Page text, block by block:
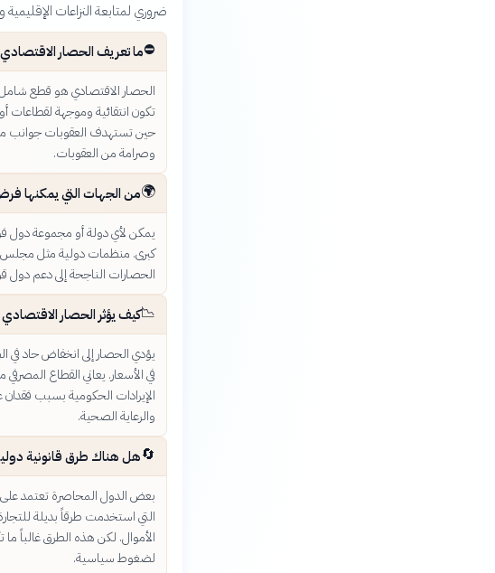
ضروري لمتابعة النزاعات
⛔ما تعريف الحصار
الحصار الاقتصادي هو قطع شامل
تكون انتقائية وموجهة لقطاعات
حين تستهدف العقوبات جوانب
وصرامة من العقوبات.
🌍من الجهات التي يمكنها
يمكن لأي دولة أو مجموعة دول
كبرى. منظمات دولية مثل مجلس
الحصارات الناجحة إلى دعم دول
📉كيف يؤثر الحصار
يؤدي الحصار إلى انخفاض حاد في
في الأسعار. يعاني القطاع
الإيرادات الحكومية بسبب فقدان
والرعاية الصحية.
🔄هل هناك طرق قانونية
بعض الدول المحاصرة تعتمد
التي استخدمت طرقاً بديلة
الأموال. لكن هذه الطرق غالباً
لضغوط سياسية.